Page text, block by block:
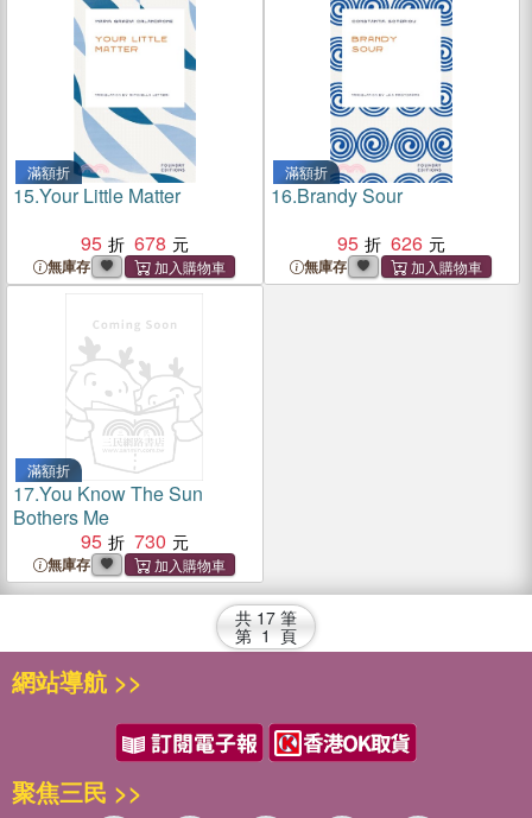
滿額折
15.Your Little Matter
95
678
無庫存
滿額折
16.Brandy Sour
95
626
無庫存
滿額折
17.You Know The Sun
Bothers Me
95
730
無庫存
共 17 筆
第 1 頁
網站導航 >>
聚焦三民 >>